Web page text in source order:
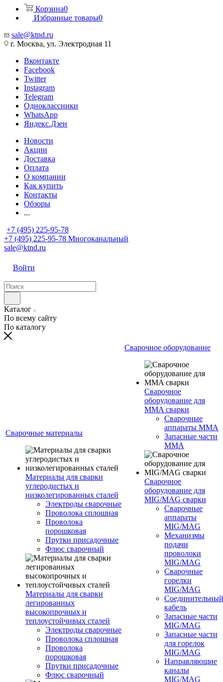
Корзина0
Избранные товары0
sale@ktnd.ru
г. Москва, ул. Электродная 11
Вконтакте
Facebook
Twitter
Instagram
Telegram
Одноклассники
WhatsApp
Яндекс.Дзен
Новости
Акции
Доставка
Оплата
О компании
Как купить
Контакты
Обзоры
...
+7 (495) 225-95-78
+7 (495) 225-95-78 Многоканальный
sale@ktnd.ru
Войти
Каталог
По всему сайту
По каталогу
Сварочные материалы
Материалы для сварки
углеродистых и
низколегированных сталей
Электроды сварочные
Проволока сплошная
Проволока
порошковая
Прутки присадочные
Флюс сварочный
Материалы для сварки
легированных
высокопрочных и
теплоустойчивых сталей
Электроды сварочные
Проволока сплошная
Проволока
порошковая
Прутки присадочные
Флюс сварочный
Сварочное оборудование
Сварочное
оборудование для
MMA сварки
Сварочные
аппараты MMA
Запасные части
MMA
Сварочное
оборудование для
MIG/MAG сварки
Сварочные
аппараты
MIG/MAG
Механизмы
подачи
проволоки
MIG/MAG
Сварочные
горелки
MIG/MAG
Соединительный
кабель
Запасные части
MIG/MAG
Запасные части
для горелок
MIG/MAG
Направляющие
каналы
MIG/MAG